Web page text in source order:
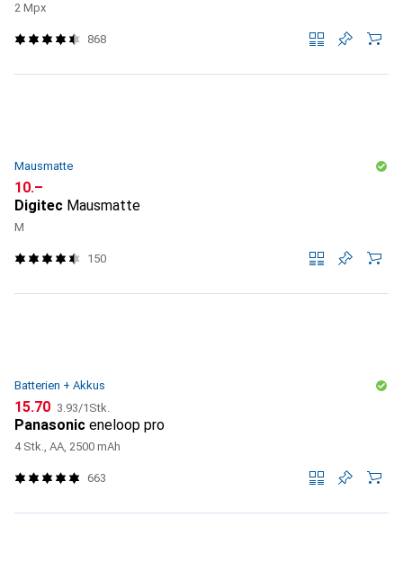
2 Mpx
868
Mausmatte
CHF
10.–
Digitec Mausmatte
M
150
Batterien + Akkus
CHF
15.70 CHF
3.93/1Stk.
Panasonic eneloop pro
4 Stk., AA, 2500 mAh
663